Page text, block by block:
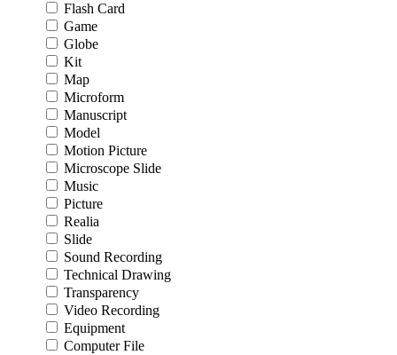
Flash Card
Game
Globe
Kit
Map
Microform
Manuscript
Model
Motion Picture
Microscope Slide
Music
Picture
Realia
Slide
Sound Recording
Technical Drawing
Transparency
Video Recording
Equipment
Computer File